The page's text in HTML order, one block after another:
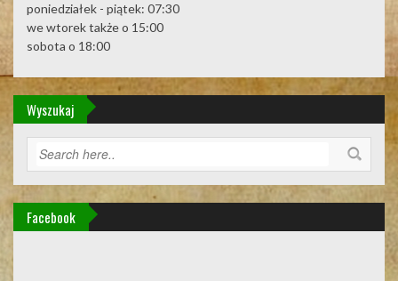
poniedziałek - piątek: 07:30
we wtorek także o 15:00
sobota o 18:00
Wyszukaj
Facebook